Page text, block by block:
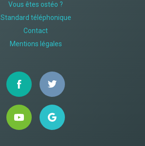
Vous êtes ostéo ?
Standard téléphonique
Contact
Mentions légales